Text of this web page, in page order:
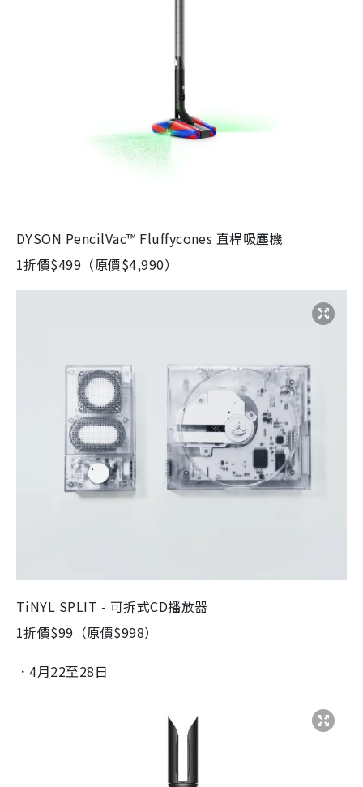
DYSON PencilVac™ Fluffycones 直桿吸塵機
1折價$499（原價$4,990）
TiNYL SPLIT - 可拆式CD播放器
1折價$99（原價$998）
．4月22至28日